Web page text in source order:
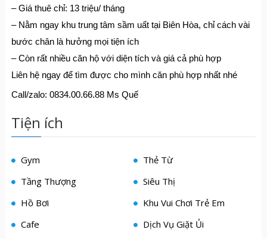
– Giá thuê chỉ: 13 triệu/ tháng
– Nằm ngay khu trung tâm sầm uất tại Biên Hòa, chỉ cách vài
bước chân là hưởng mọi tiện ích
– Còn rất nhiều căn hộ với diện tích và giá cả phù hợp
Liên hệ ngay để tìm được cho mình căn phù hợp nhất nhé
Call/zalo: 0834.00.66.88 Ms Quế
Tiện ích
Gym
Thẻ Từ
Tầng Thượng
Siêu Thị
Hồ Bơi
Khu Vui Chơi Trẻ Em
Cafe
Dịch Vụ Giặt Ủi